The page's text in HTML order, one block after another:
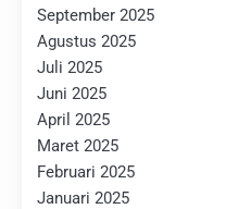
September 2025
Agustus 2025
Juli 2025
Juni 2025
April 2025
Maret 2025
Februari 2025
Januari 2025